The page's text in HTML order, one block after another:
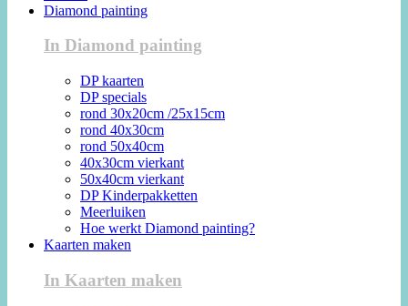
Diamond painting
In Diamond painting
DP kaarten
DP specials
rond 30x20cm /25x15cm
rond 40x30cm
rond 50x40cm
40x30cm vierkant
50x40cm vierkant
DP Kinderpakketten
Meerluiken
Hoe werkt Diamond painting?
Kaarten maken
In Kaarten maken